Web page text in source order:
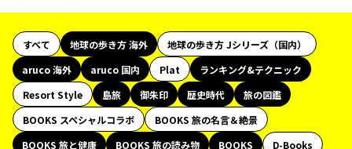
すべて 地球の歩き方 海外
地球の歩き方 Jシリーズ（国内）
aruco 海外
aruco 国内 Plat
ランキング&テクニック
Resort Style
島旅 御朱印 歴史時代
旅の図鑑
BOOKS スペシャルコラボ
BOOKS 旅の名言＆絶景
BOOKS 旅と健康
BOOKS 旅の読み物 BOOKS
D-Books